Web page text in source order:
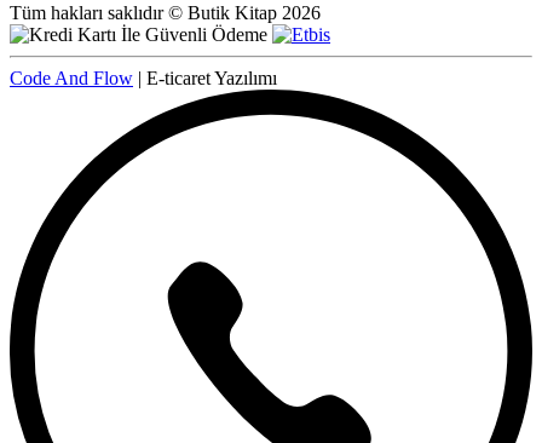
Tüm hakları saklıdır © Butik Kitap 2026
Code And Flow | E-ticaret Yazılımı